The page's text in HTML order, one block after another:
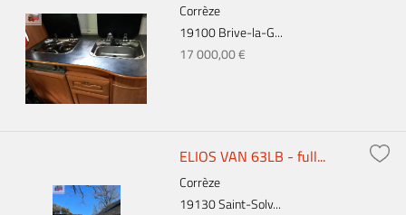
Corrèze
19100 Brive-la-G...
17 000,00 €
ELIOS VAN 63LB - full...
Corrèze
19130 Saint-Solv...